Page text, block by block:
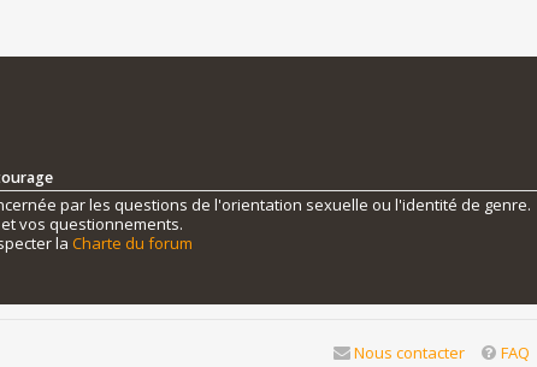
par les questions de l'orientation sexuelle ou l'identité de genre.
vos questionnements.
la Charte du forum
FAQ
Nous contacter